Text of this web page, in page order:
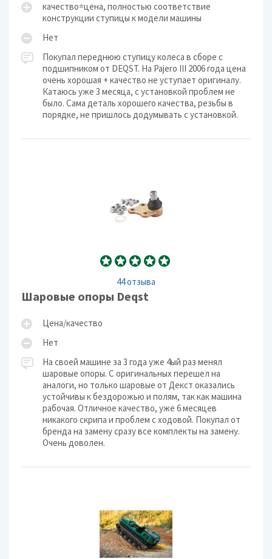
качество=цена, полностью соответствие
конструкции ступицы к модели машины
Нет
Покупал переднюю ступицу колеса в сборе с
подшипником от DEQST. На Pajero III 2006 года цена
очень хорошая + качество не уступает оригиналу.
Катаюсь уже 3 месяца, с установкой проблем не
было. Сама деталь хорошего качества, резьбы в
порядке, не пришлось додумывать с установкой.
44 отзыва
Шаровые опоры Deqst
Цена/качество
Нет
На своей машине за 3 года уже 4ый раз менял
шаровые опоры. С оригинальных перешел на
аналоги, но только шаровые от Декст оказались
устойчивы к бездорожью и полям, так как машина
рабочая. Отличное качество, уже 6 месяцев
никакого скрипа и проблем с ходовой. Покупал от
бренда на замену сразу все комплекты на замену.
Очень доволен.